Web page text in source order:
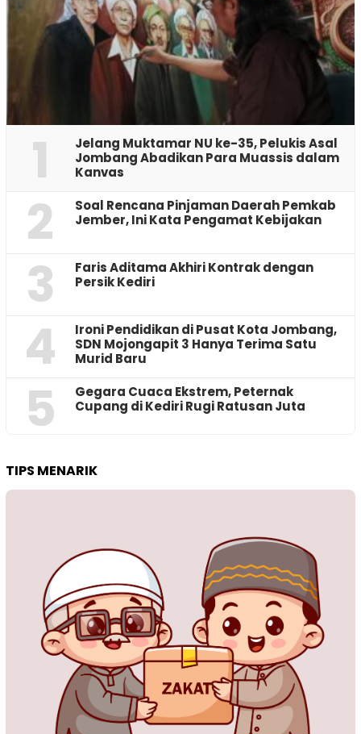
1
Jelang Muktamar NU ke-35, Pelukis Asal
Jombang Abadikan Para Muassis dalam
Kanvas
2
‎Soal Rencana Pinjaman Daerah Pemkab
Jember, Ini Kata Pengamat Kebijakan ‎
3
Faris Aditama Akhiri Kontrak dengan
Persik Kediri
4
Ironi Pendidikan di Pusat Kota Jombang,
SDN Mojongapit 3 Hanya Terima Satu
Murid Baru
5
‎Gegara Cuaca Ekstrem, Peternak
Cupang di Kediri Rugi Ratusan Juta
TIPS MENARIK